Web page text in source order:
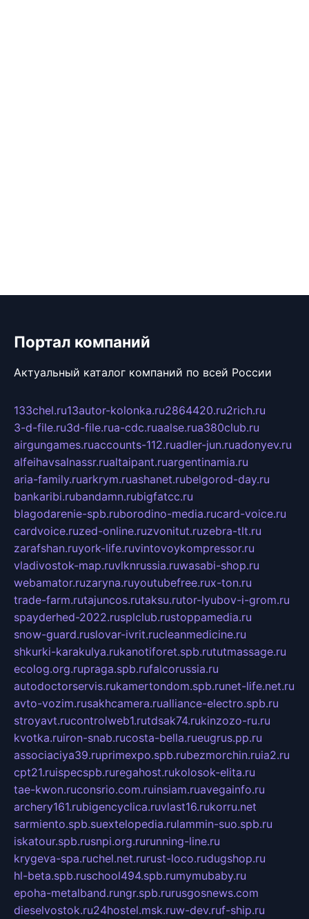
Портал компаний
Актуальный каталог компаний по всей России
133chel.ru13autor-kolonka.ru2864420.ru2rich.ru
3-d-file.ru3d-file.rua-cdc.ruaalse.rua380club.ru
airgungames.ruaccounts-112.ruadler-jun.ruadonyev.ru
alfeihavsalnassr.rualtaipant.ruargentinamia.ru
aria-family.ruarkrym.ruashanet.rubelgorod-day.ru
bankaribi.rubandamn.rubigfatcc.ru
blagodarenie-spb.ruborodino-media.rucard-voice.ru
cardvoice.ruzed-online.ruzvonitut.ruzebra-tlt.ru
zarafshan.ruyork-life.ruvintovoykompressor.ru
vladivostok-map.ruvlknrussia.ruwasabi-shop.ru
webamator.ruzaryna.ruyoutubefree.rux-ton.ru
trade-farm.rutajuncos.rutaksu.rutor-lyubov-i-grom.ru
spayderhed-2022.rusplclub.rustoppamedia.ru
snow-guard.ruslovar-ivrit.rucleanmedicine.ru
shkurki-karakulya.rukanotiforet.spb.rututmassage.ru
ecolog.org.rupraga.spb.rufalcorussia.ru
autodoctorservis.rukamertondom.spb.runet-life.net.ru
avto-vozim.rusakhcamera.rualliance-electro.spb.ru
stroyavt.rucontrolweb1.rutdsak74.rukinzozo-ru.ru
kvotka.ruiron-snab.rucosta-bella.rueugrus.pp.ru
associaciya39.ruprimexpo.spb.rubezmorchin.ruia2.ru
cpt21.ruispecspb.ruregahost.rukolosok-elita.ru
tae-kwon.ruconsrio.com.ruinsiam.ruavegainfo.ru
archery161.rubigencyclica.ruvlast16.rukorru.net
sarmiento.spb.suextelopedia.rulammin-suo.spb.ru
iskatour.spb.rusnpi.org.rurunning-line.ru
krygeva-spa.ruchel.net.rurust-loco.rudugshop.ru
hl-beta.spb.ruschool494.spb.rumymubaby.ru
epoha-metalband.rungr.spb.rurusgosnews.com
dieselvostok.ru24hostel.msk.ruw-dev.ruf-ship.ru